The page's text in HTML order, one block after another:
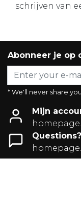
schrijven van
Abonneer je op
* We'll never share
Mijn
Questions?